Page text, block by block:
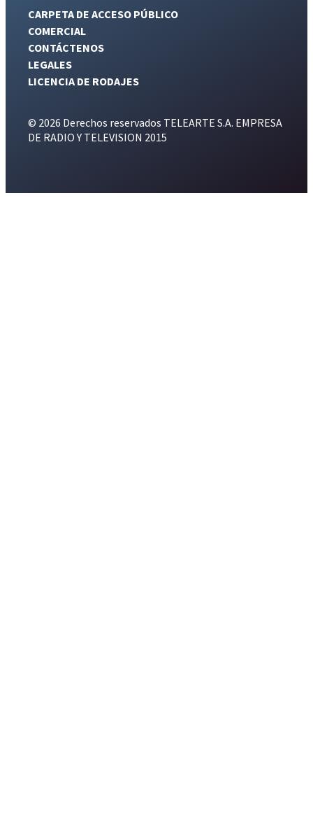
CARPETA DE ACCESO PÚBLICO
COMERCIAL
CONTÁCTENOS
LEGALES
LICENCIA DE RODAJES
© 2026 Derechos reservados TELEARTE S.A. EMPRESA
DE RADIO Y TELEVISION 2015